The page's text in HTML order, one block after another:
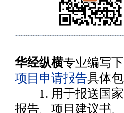
华经纵横专业编写
项目申请报告具体
1. 用于报送国家
报告、项目建议书